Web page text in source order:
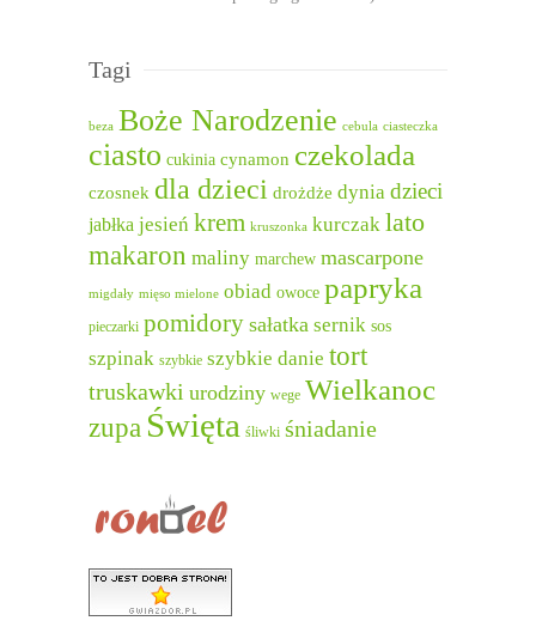
Tagi
beza Boże Narodzenie cebula ciasteczka
ciasto cukinia cynamon czekolada
czosnek dla dzieci drożdże dynia dzieci
jabłka jesień krem kruszonka kurczak lato
makaron maliny marchew mascarpone
migdały mięso mielone obiad owoce papryka
pieczarki pomidory sałatka sernik sos
szpinak szybkie szybkie danie tort
truskawki urodziny wege Wielkanoc
zupa Święta śliwki śniadanie